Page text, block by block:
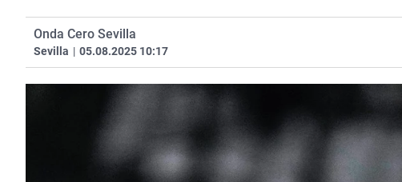
Onda Cero Sevilla
Sevilla | 05.08.2025 10:17